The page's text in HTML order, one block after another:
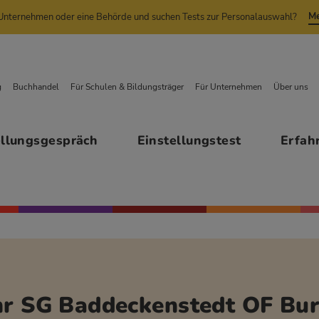
oder eine Behörde und suchen Tests zur Personalauswahl?
Einstellungstest
Buchhandel Für Schulen & Bildungsträger Für Unternehmen Über uns
SG Baddeckenstedt OF